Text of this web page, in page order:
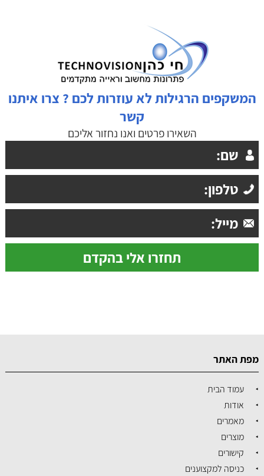
המשקפים הרגילות לא עוזרות לכם ? צרו איתנו
קשר
השאירו פרטים ואנו נחזור אליכם
מפת האתר
עמוד הבית
אודות
מאמרים
מוצרים
קישורים
כניסה למקצוענים